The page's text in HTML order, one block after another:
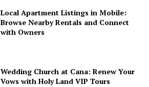
Local Apartment Listings in Mobile:
Browse Nearby Rentals and Connect
with Owners
Wedding Church at Cana: Renew Your
Vows with Holy Land VIP Tours